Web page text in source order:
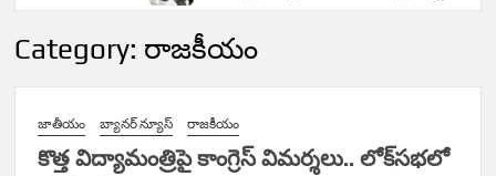
Category: రాజకీయం
జాతీయం బ్యానర్ న్యూస్ రాజకీయం
కొత్త విద్యామంత్రిపై కాంగ్రెస్ విమర్శలు.. లోక్‌సభలో